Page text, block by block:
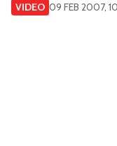
VIDEO 09 FEB 2007,